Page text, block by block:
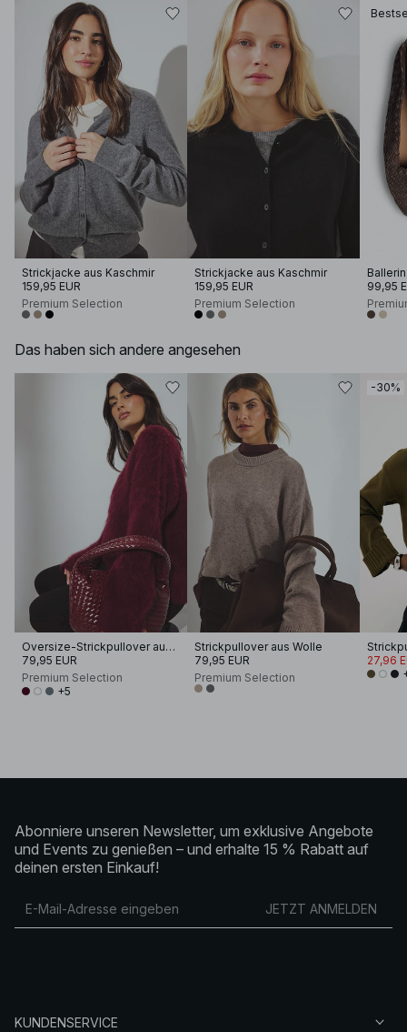
Strickjacke aus Kaschmir
159,95 EUR
Premium Selection
Strickjacke aus Kaschmir
159,95 EUR
Premium Selection
99,95
Das haben sich andere angesehen
Oversize-Strickpullover aus Alpakamischung
79,95 EUR
Premium Selection
+5
Strickpullover aus Wolle
79,95 EUR
Premium Selection
-30%
27,96
Abonniere unseren Newsletter, um exklusive Angebote
und Events zu genießen – und erhalte 15 % Rabatt auf
deinen ersten Einkauf!
JETZT ANMELDEN
KUNDENSERVICE